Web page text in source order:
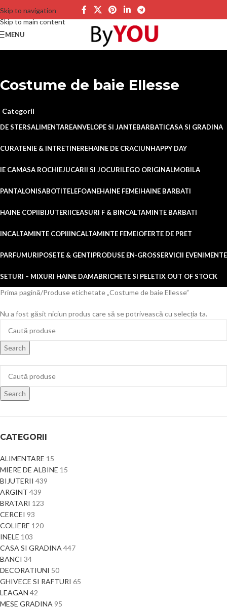
Skip to navigation
Skip to main content
MENU
Costume de baie Ellesse
Categorii
DE STERSALIMENTAREANVELOPE SI JANTEBARBATICASA SI GRADINA
CURATENIE & INTRETINEREHAINE DE CRACIUNHAPPY DAY
IE CAMASA ROCHIEJUCARII SI JOCURILEGO ORIGINALMOBILA
PANTALONISABOTITELEFOANEHAINE FEMEIHAINE BARBATI
HAINE COPIIBIJUTERIICEASURI F & BINCALTAMINTE BARBATI
INCALTAMINTE COPIIINCALTAMINTE FEMEIOFERTE DE PRET
PARFUMURIPOSETE & GENTIPRODUSE EN-GROSSERVICII EVENIMENTE
SETURI – MIXURI HAINE DAMABRICHETE SI PELETIX OUT OF STOCK
Search
CATEGORII
ALIMENTARE 15
MIERE DE ALBINE 15
BIJUTERII 439
ARGINT 439
BRATARI 123
CERCEI 93
COLIERE 120
INELE 103
CASA SI GRADINA 447
BANCI 34
DECORATIUNI 50
GHIVECE SI RAFTURI 65
LEAGAN 42
MESE GRADINA 95
Prima pagină Produse etichetate „Costume de baie Ellesse”
Nu a fost găsit niciun produs care să se potrivească cu selecția ta.
Search